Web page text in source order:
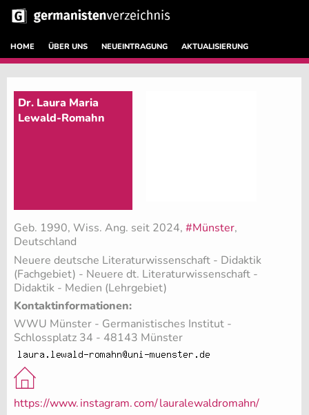
HOME ÜBER UNS NEUEINTRAGUNG AKTUALISIERUNG
Dr. Laura Maria
Lewald-Romahn
Geb. 1990, Wiss. Ang. seit 2024, #Münster,
Deutschland
Neuere deutsche Literaturwissenschaft - Didaktik
(Fachgebiet) - Neuere dt. Literaturwissenschaft -
Didaktik - Medien (Lehrgebiet)
Kontaktinformationen:
WWU Münster - Germanistisches Institut -
Schlossplatz 34 - 48143 Münster
https://www.instagram.com/lauralewaldromahn/